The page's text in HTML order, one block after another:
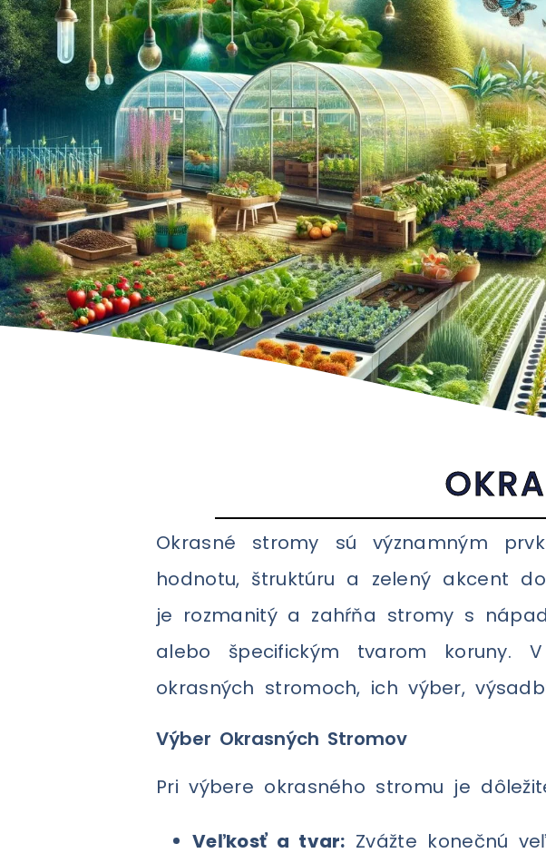
Okrasné stromy sú významným
hodnotu, štruktúru a zelený akcent
je rozmanitý a zahŕňa stromy s
alebo špecifickým tvarom koruny.
okrasných stromoch, ich výber,
Výber Okrasných Stromov
Pri výbere okrasného stromu je
Veľkosť a tvar: Zvážte konečnú